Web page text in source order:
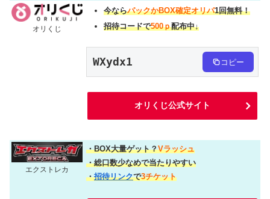
オリくじ
今ならパックかBOX確定オリパ1回無料！
招待コードで500ｐ配布中↓
WXydx1 コピー
オリくじ公式サイト
エクストレカ
・BOX大量ゲット？Vラッシュ
・総口数少なめで当たりやすい
・招待リンクで3チケット